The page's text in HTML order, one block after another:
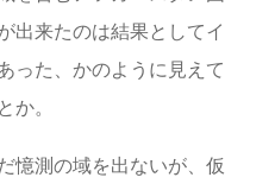
出来たのは結果としてイ
った、かのように見えて
か。
憶測の域を出ないが、仮